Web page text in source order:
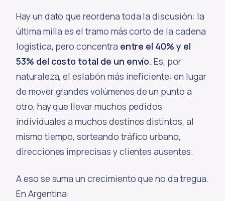
Hay un dato que reordena toda la discusión: la
última milla es el tramo más corto de la cadena
logística, pero concentra entre el 40% y el
53% del costo total de un envío. Es, por
naturaleza, el eslabón más ineficiente: en lugar
de mover grandes volúmenes de un punto a
otro, hay que llevar muchos pedidos
individuales a muchos destinos distintos, al
mismo tiempo, sorteando tráfico urbano,
direcciones imprecisas y clientes ausentes.
A eso se suma un crecimiento que no da tregua.
En Argentina: